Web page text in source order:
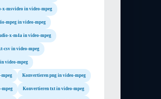
x-msvideo in video-mpeg
mpeg in video-mpeg
x-m4a in video-mpeg
csv in video-mpeg
video-mpeg
mpeg Konvertieren png in video-mpeg
mpeg Konvertieren txt in video-mpeg